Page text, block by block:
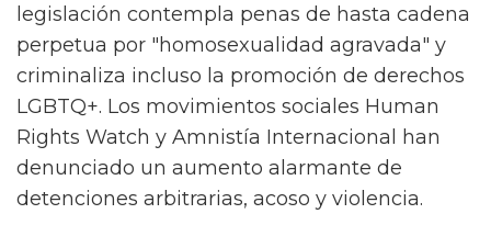
legislación contempla penas de hasta cadena
perpetua por "homosexualidad agravada" y
criminaliza incluso la promoción de derechos
LGBTQ+. Los movimientos sociales Human
Rights Watch y Amnistía Internacional han
denunciado un aumento alarmante de
detenciones arbitrarias, acoso y violencia.